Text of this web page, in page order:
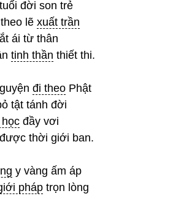
đời son trẻ
theo lẽ xuất trần
ái từ thân
tinh thần thiết thi.
đi theo Phật
tật tánh đời
đầy vơi
thời giới ban.
y vàng ấm áp
pháp trọn lòng